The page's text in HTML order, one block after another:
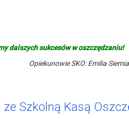
dalszych sukcesów w oszczędzaniu!
Opiekunowie SKO: Emilia
Szkolną Kasą